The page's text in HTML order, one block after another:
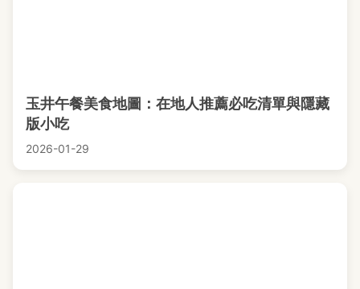
玉井午餐美食地圖：在地人推薦必吃清單與隱藏
版小吃
2026-01-29